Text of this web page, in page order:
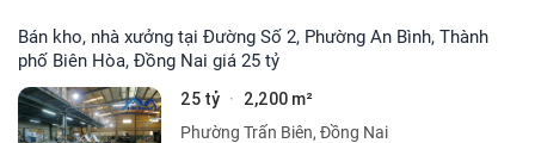
Bán kho, nhà xưởng tại Đường Số 2, Phường An Bình, Thành
phố Biên Hòa, Đồng Nai giá 25 tỷ
25 tỷ · 2,200 m²
Phường Trấn Biên, Đồng Nai